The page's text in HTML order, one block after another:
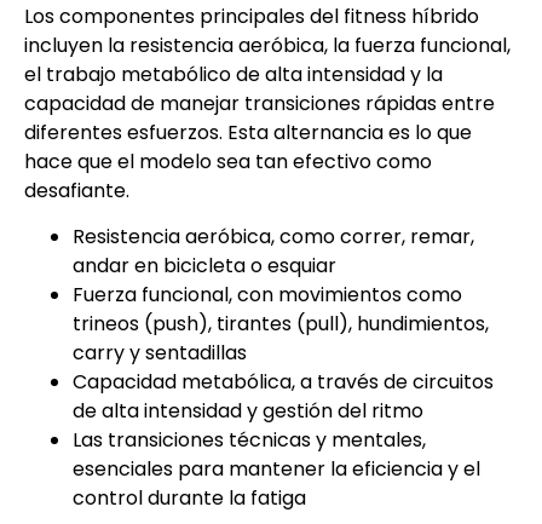
Los componentes principales del fitness híbrido
incluyen la resistencia aeróbica, la fuerza funcional,
el trabajo metabólico de alta intensidad y la
capacidad de manejar transiciones rápidas entre
diferentes esfuerzos. Esta alternancia es lo que
hace que el modelo sea tan efectivo como
desafiante.
Resistencia aeróbica, como correr, remar,
andar en bicicleta o esquiar
Fuerza funcional, con movimientos como
trineos (push), tirantes (pull), hundimientos,
carry y sentadillas
Capacidad metabólica, a través de circuitos
de alta intensidad y gestión del ritmo
Las transiciones técnicas y mentales,
esenciales para mantener la eficiencia y el
control durante la fatiga